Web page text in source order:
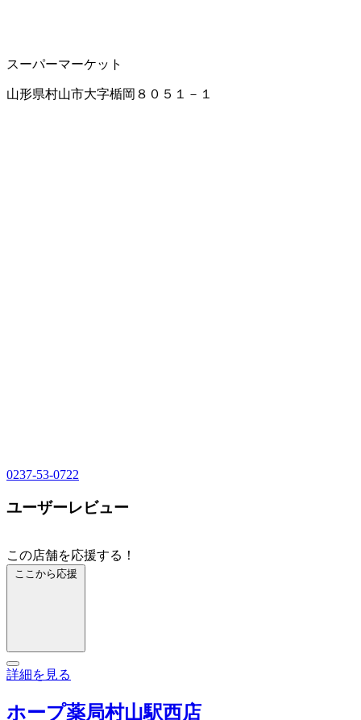
スーパーマーケット
山形県村山市大字楯岡８０５１－１
0237-53-0722
ユーザーレビュー
この店舗を応援する！
ここから応援
詳細を見る
ホープ薬局村山駅西店